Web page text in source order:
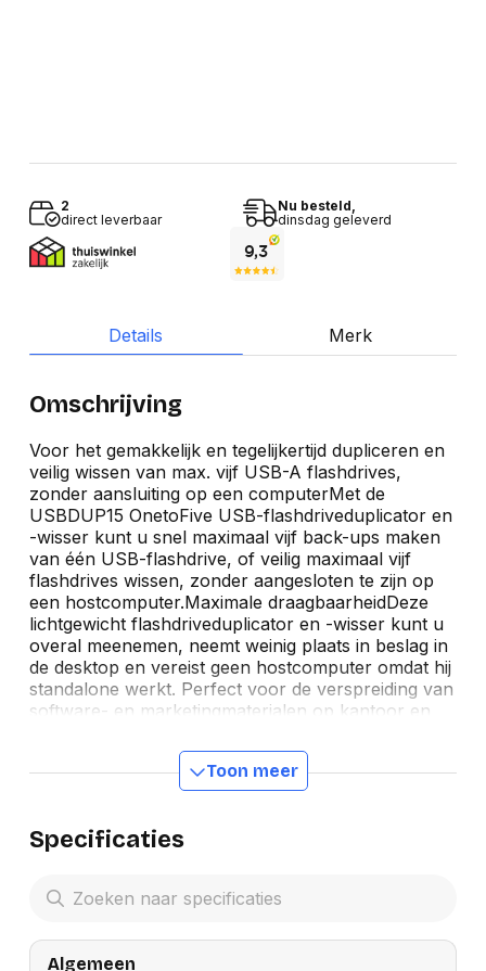
2
direct leverbaar
Nu besteld,
dinsdag geleverd
Details Merk
Omschrijving
Voor het gemakkelijk en tegelijkertijd dupliceren en
veilig wissen van max. vijf USB-A flashdrives,
zonder aansluiting op een computerMet de
USBDUP15 OnetoFive USB-flashdriveduplicator en
-wisser kunt u snel maximaal vijf back-ups maken
van één USB-flashdrive, of veilig maximaal vijf
flashdrives wissen, zonder aangesloten te zijn op
een hostcomputer.Maximale draagbaarheidDeze
lichtgewicht flashdriveduplicator en -wisser kunt u
overal meenemen, neemt weinig plaats in beslag in
de desktop en vereist geen hostcomputer omdat hij
standalone werkt. Perfect voor de verspreiding van
software- en marketingmaterialen op kantoor en
gemakkelijk leesbaar LCD-scherm en intuïtieve
menubediening met vier toetsen garandeert de
USBDUP15 probleemloze installatie en bediening.
vele waardevolle functies, waardoor het
asynchroon kopiëren en nog veel meer. Het biedt
gebruikers.Snel dupliceren en veilig wissenDit
Toon meer
Specificaties
Algemeen